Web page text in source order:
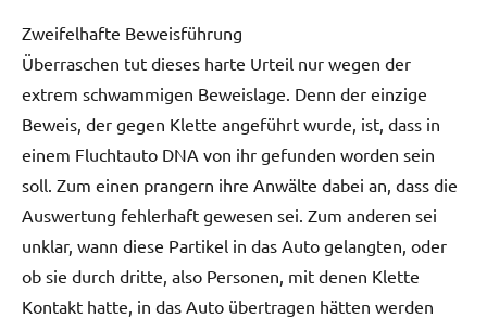
Zweifelhafte Beweisführung
Überraschen tut dieses harte Urteil nur wegen der
extrem schwammigen Beweislage. Denn der einzige
Beweis, der gegen Klette angeführt wurde, ist, dass in
einem Fluchtauto DNA von ihr gefunden worden sein
soll. Zum einen prangern ihre Anwälte dabei an, dass die
Auswertung fehlerhaft gewesen sei. Zum anderen sei
unklar, wann diese Partikel in das Auto gelangten, oder
ob sie durch dritte, also Personen, mit denen Klette
Kontakt hatte, in das Auto übertragen hätten werden